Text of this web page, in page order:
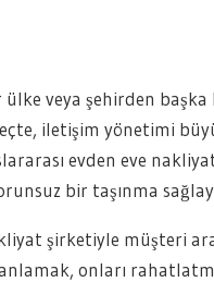
veya şehirden
iletişim yönetimi
evden eve
bir taşınma
şirketiyle müşteri
onları